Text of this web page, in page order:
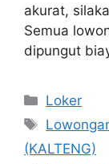
akurat,
Semua
dipungut
Kategori
Loker
Tag
(KALTENG)